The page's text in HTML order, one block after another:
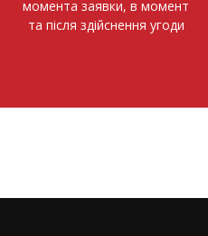
момента заявки, в момент
та після здійснення угоди